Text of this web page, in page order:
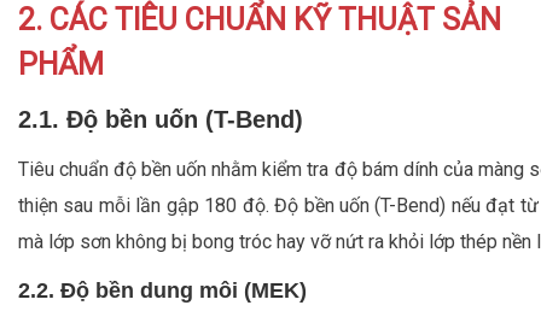
2. CÁC TIÊU CHUẨN KỸ THUẬT SẢN
PHẨM
2.1. Độ bền uốn (T-Bend)
Tiêu chuẩn độ bền uốn nhằm kiểm tra độ bám dính của màng
thiện sau mỗi lần gập 180 độ. Độ bền uốn (T-Bend) nếu đạt
mà lớp sơn không bị bong tróc hay vỡ nứt ra khỏi lớp thép nền
2.2. Độ bền dung môi (MEK)